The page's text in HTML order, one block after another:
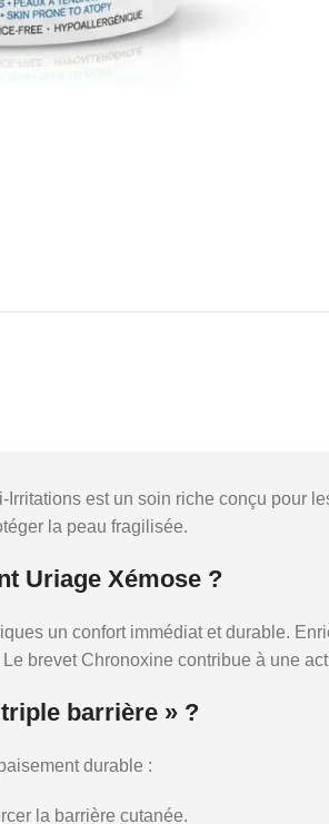
est un soin riche conçu pour
la peau fragilisée.
Uriage Xémose ?
un confort immédiat et durable.
brevet Chronoxine contribue à une
barrière » ?
durable :
la barrière cutanée.